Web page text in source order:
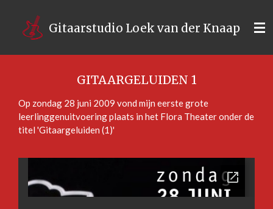
direct
naar
Gitaarstudio Loek van der Knaap
GITAARGELUIDEN 1
Op zondag 28 juni 2009 vond mijn eerste grote
leerlinggenuitvoering plaats in het Flora Theater onder de
titel 'Gitaargeluiden (1)'